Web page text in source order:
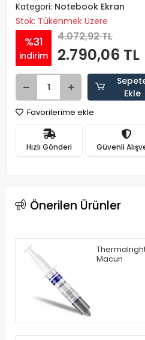
Kategori: Notebook Ekran
Stok: Tükenmek Üzere
%31
indirim
4.072,92 TL
2.790,06 TL
Ekle
Favorilerime ekle
Hızlı Gönderi Güvenli
Önerilen Ürünler
Macun